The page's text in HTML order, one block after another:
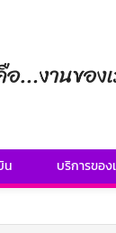
น บริการของ